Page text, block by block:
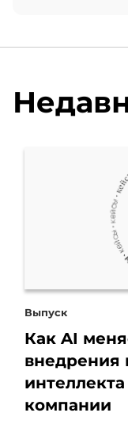
Сейчас
она
моей
Два
Выпуск
Как AI
внедрения
компании